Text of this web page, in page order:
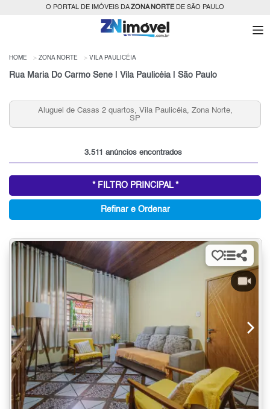
O PORTAL DE IMÓVEIS DAZONA NORTEDE SÃO PAULO
HOME ZONA NORTE VILA PAULICÉIA
Rua Maria Do Carmo Sene | Vila Paulicéia | São Paulo
Aluguel de Apartamentos 2 quartos, Vila Paulicéia,
3.511 anúncios encontrados
* FILTRO PRINCIPAL *
Refinar e Ordenar